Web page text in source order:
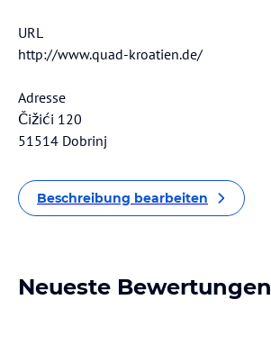
URL
http://www.quad-kroatien.de/
Adresse
Čižići 120
51514 Dobrinj
Beschreibung bearbeiten
Neueste Bewertungen